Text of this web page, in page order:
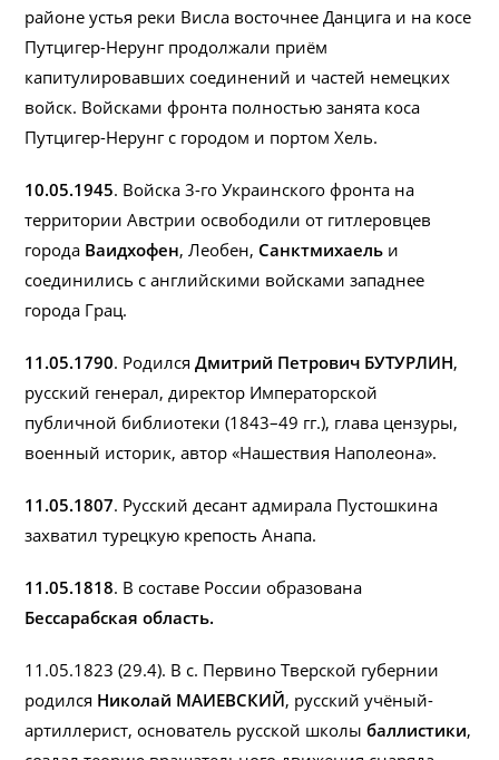
районе устья реки Висла восточнее Данцига и на косе
Путцигер-Нерунг продолжали приём
капитулировавших соединений и частей немецких
войск. Войсками фронта полностью занята коса
Путцигер-Нерунг с городом и портом Хель.
10.05.1945. Войска 3-го Украинского фронта на
территории Австрии освободили от гитлеровцев
города Ваидхофен, Леобен, Санктмихаель и
соединились с английскими войсками западнее
города Грац.
11.05.1790. РодилсяДмитрий Петрович БУТУРЛИН,
русский генерал, директор Императорской
публичной библиотеки (1843–49 гг.), глава цензуры,
военный историк, автор «Нашествия Наполеона».
11.05.1807. Русский десант адмирала Пустошкина
захватил турецкую крепость Анапа.
11.05.1818. В составе России образована
Бессарабская область.
11.05.1823 (29.4). В с. Первино Тверской губернии
родился Николай МАИЕВСКИЙ, русский учёный-
артиллерист, основатель русской школыбаллистики,